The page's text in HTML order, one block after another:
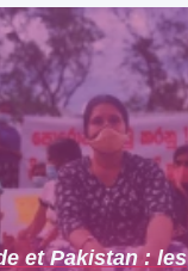
et Pakistan : les